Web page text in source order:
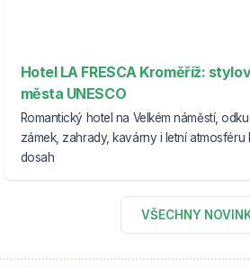
Hotel LA FRESCA Kroměříž:
města UNESCO
Romantický hotel na Velkém náměstí,
zámek, zahrady, kavárny i letní
dosah
VŠECHNY